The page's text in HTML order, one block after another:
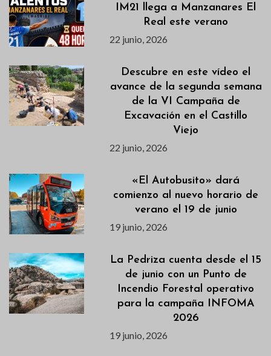
IM21 llega a Manzanares El
Real este verano
22 junio, 2026
Descubre en este vídeo el
avance de la segunda semana
de la VI Campaña de
Excavación en el Castillo
Viejo
22 junio, 2026
«El Autobusito» dará
comienzo al nuevo horario de
verano el 19 de junio
19 junio, 2026
La Pedriza cuenta desde el 15
de junio con un Punto de
Incendio Forestal operativo
para la campaña INFOMA
2026
19 junio, 2026